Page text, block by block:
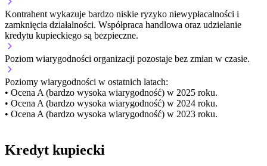
Kontrahent wykazuje bardzo niskie ryzyko niewypłacalności i
zamknięcia działalności. Współpraca handlowa oraz udzielanie
kredytu kupieckiego są bezpieczne.
Poziom wiarygodności organizacji pozostaje bez zmian w czasie.
Poziomy wiarygodności w ostatnich latach:
• Ocena A (bardzo wysoka wiarygodność) w 2025 roku.
• Ocena A (bardzo wysoka wiarygodność) w 2024 roku.
• Ocena A (bardzo wysoka wiarygodność) w 2023 roku.
Kredyt kupiecki